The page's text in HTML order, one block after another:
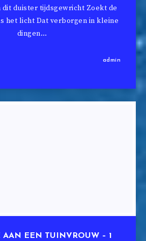
dit duister tijdsgewricht Zoekt de
het licht Dat verborgen in kleine
dingen…
admin
AAN EEN TUINVROUW – 1